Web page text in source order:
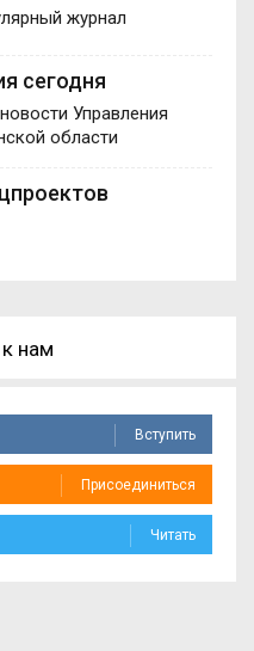
журнал
сегодня
Управления
области
к нам
Вступить
Присоединиться
Читать